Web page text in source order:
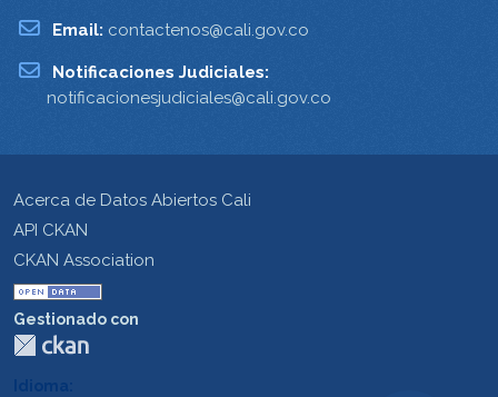
Email: contactenos@cali.gov.co
Notificaciones Judiciales:
notificacionesjudiciales@cali.gov.co
Acerca de Datos Abiertos Cali
API CKAN
CKAN Association
Gestionado con